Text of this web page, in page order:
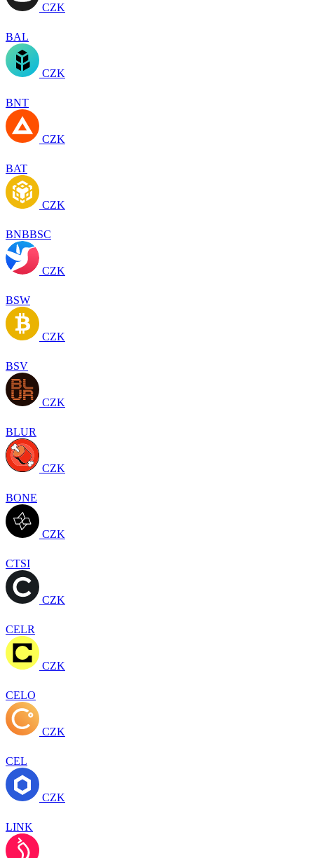
CZK
BAL
CZK
BNT
CZK
BAT
CZK
BNBBSC
CZK
BSW
CZK
BSV
CZK
BLUR
CZK
BONE
CZK
CTSI
CZK
CELR
CZK
CELO
CZK
CEL
CZK
LINK